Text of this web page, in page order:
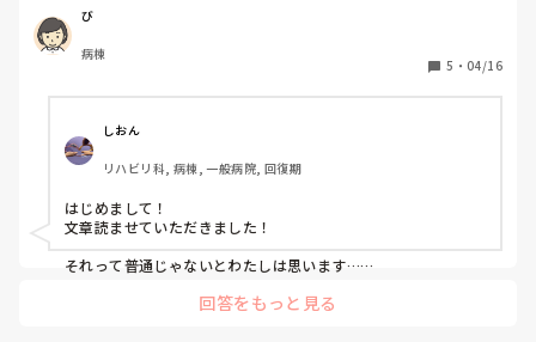
この主任たちも他所をしらない人たち
看護部長のやり方が当たり前と思っている
看護部長は何やっても咎められないと思っているのか？
たら院内放送かけるピッチが鳴る
ある時はお気に入りの職員なのか？いじられ役の男性主任が
「おまえは犬だ！ワン！ワ、ワン！」いきなり大きな声で言
い出す
景気付けと言わんばかりに肩や尻を平手でパンッ！イタイや
感情起伏はげしい瞬間湯沸かし器
ないから被害届が出ることもない。
今では看護部長に逐一報告しても「気持ち悪いねぇ」で終わ
りで男性職員に対する処罰なし。
び
病棟
5 ・ 04/16
しおん
リハビリ科, 病棟, 一般病院, 回復期
はじめまして！
文章読ませていただきました！
それって普通じゃないとわたしは思います…
回答をもっと見る